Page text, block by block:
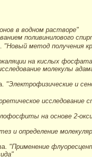
в водном растворе"
поливинилового
"Новый метод получения
на кислых
молекулы
"Электрофизические и
исследование
на основе 2-
и определение
"Применение